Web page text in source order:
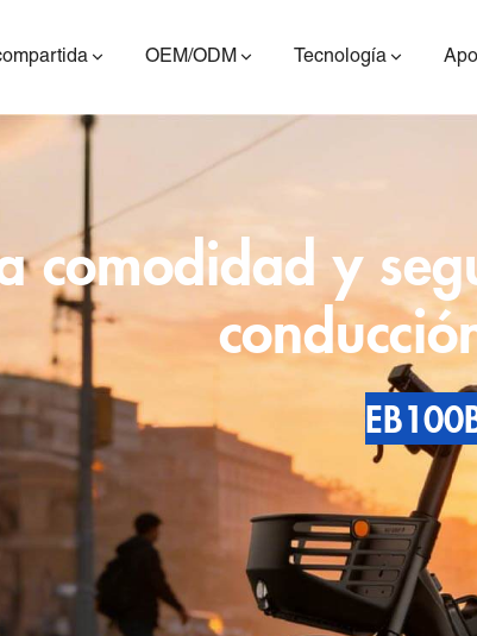
OEM/ODM Tecnología
ES400A ES400AV2
comodidad y